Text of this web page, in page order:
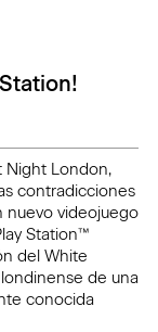
Night London,
contradicciones
nuevo videojuego
Station™
del White
de una
conocida